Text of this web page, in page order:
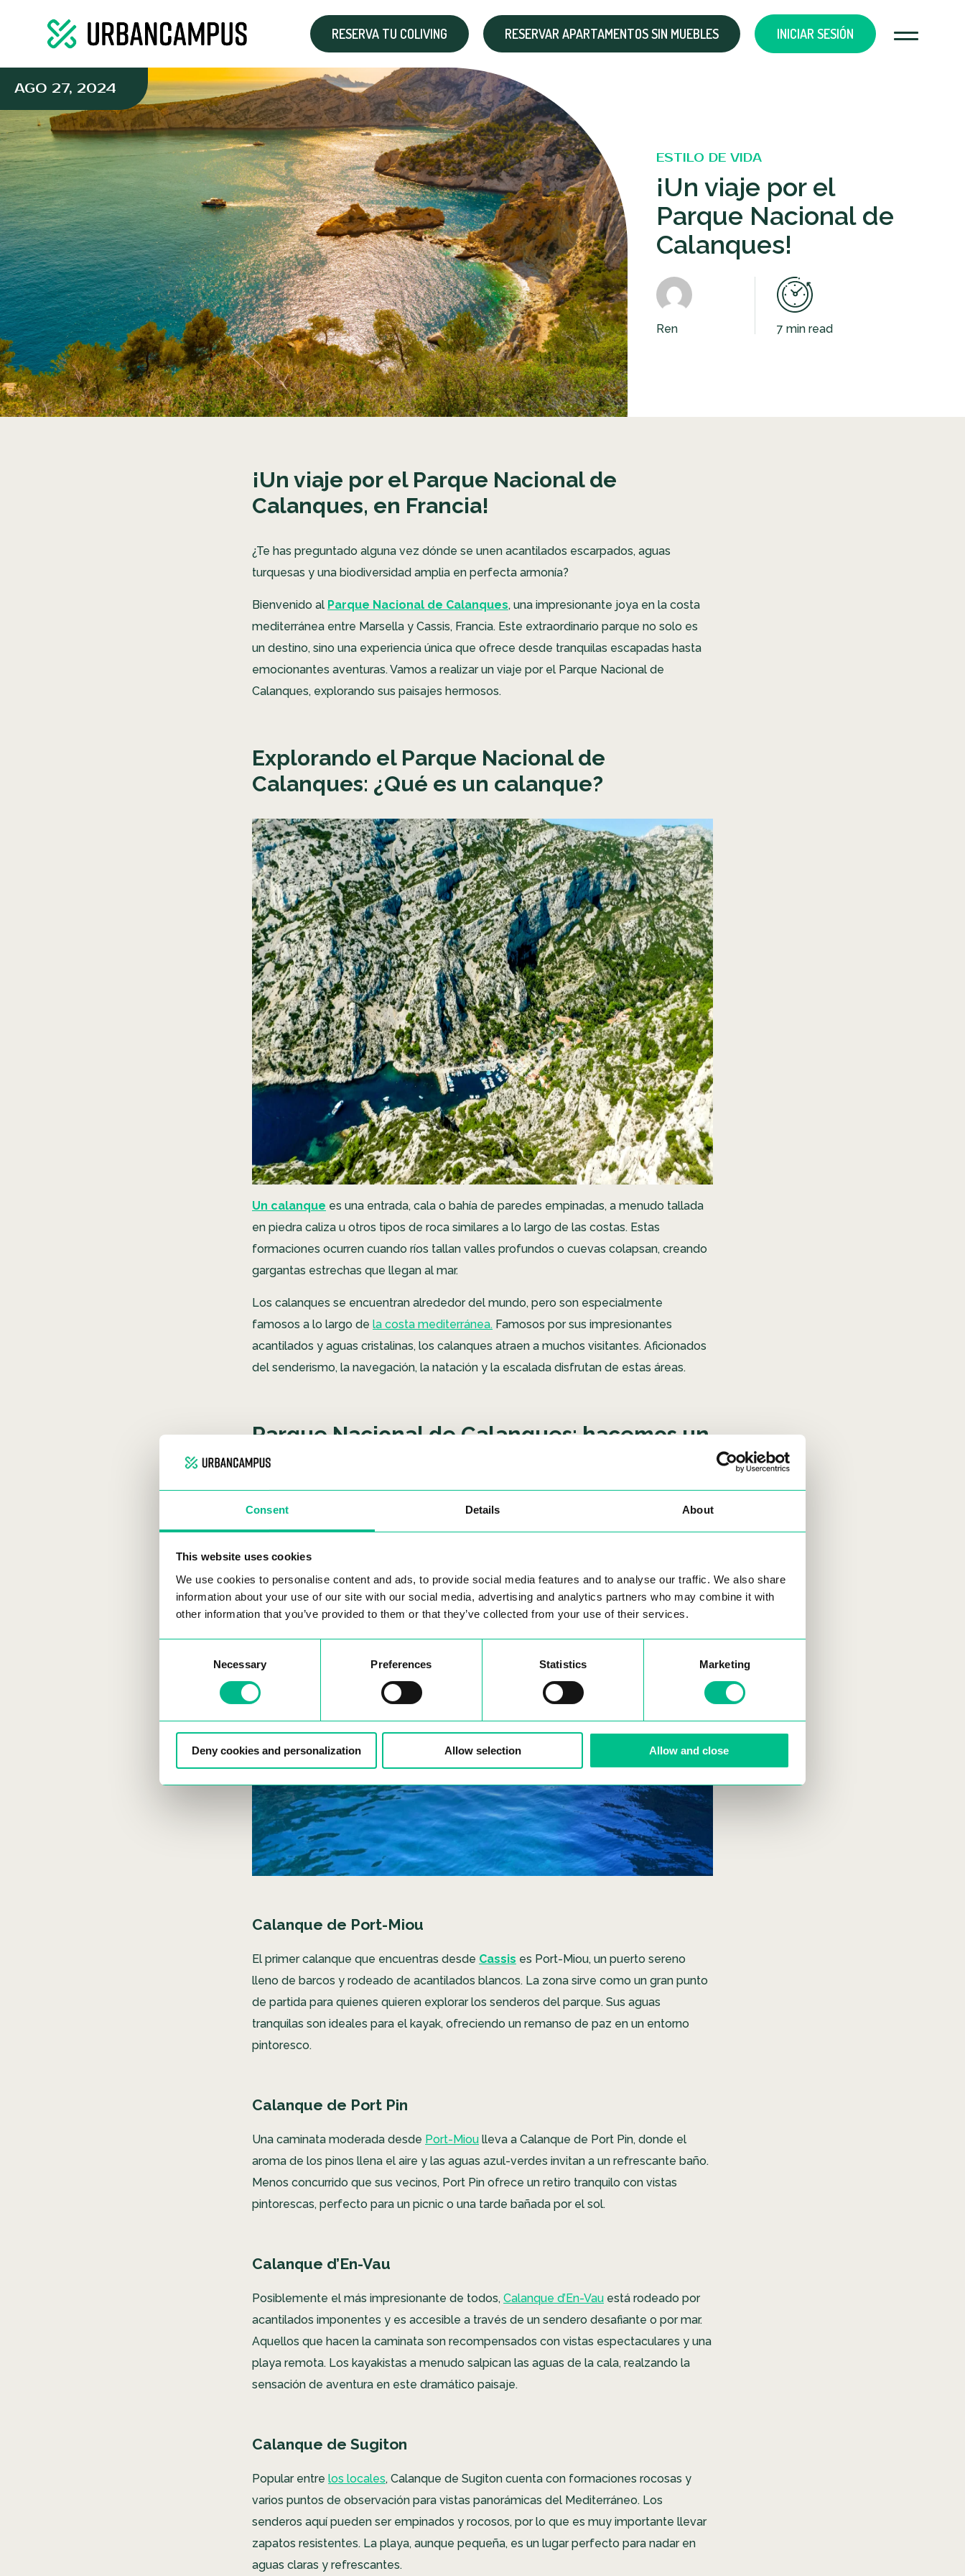
Consent Details About
This website uses cookies
We use cookies to personalise content and ads, to provide social media features and to analyse our traffic. We also share
information about your use of our site with our social media, advertising and analytics partners who may combine it with
other information that you’ve provided to them or that they’ve collected from your use of their services.
Necessary Preferences Statistics Marketing
Deny cookies and personalization Allow selection Allow and close
RESERVA TU COLIVING RESERVAR APARTAMENTOS SIN MUEBLES INICIAR SESIÓN
AGO 27, 2024
ESTILO DE VIDA
¡Un viaje por el
Parque Nacional de
Calanques!
Ren 7 min read
¡Un viaje por el Parque Nacional de
Calanques, en Francia!
¿Te has preguntado alguna vez dónde se unen acantilados escarpados, aguas
turquesas y una biodiversidad amplia en perfecta armonía?
Bienvenido al Parque Nacional de Calanques, una impresionante joya en la costa
mediterránea entre Marsella y Cassis, Francia. Este extraordinario parque no solo es
un destino, sino una experiencia única que ofrece desde tranquilas escapadas hasta
emocionantes aventuras. Vamos a realizar un viaje por el Parque Nacional de
Calanques, explorando sus paisajes hermosos.
Explorando el Parque Nacional de
Calanques: ¿Qué es un calanque?
Un calanque es una entrada, cala o bahía de paredes empinadas, a menudo tallada
en piedra caliza u otros tipos de roca similares a lo largo de las costas. Estas
formaciones ocurren cuando ríos tallan valles profundos o cuevas colapsan, creando
gargantas estrechas que llegan al mar.
Los calanques se encuentran alrededor del mundo, pero son especialmente
famosos a lo largo de la costa mediterránea. Famosos por sus impresionantes
acantilados y aguas cristalinas, los calanques atraen a muchos visitantes. Aficionados
del senderismo, la navegación, la natación y la escalada disfrutan de estas áreas.
Parque Nacional de Calanques: hacemos un
tour
Calanque de Port-Miou
El primer calanque que encuentras desde Cassis es Port-Miou, un puerto sereno
lleno de barcos y rodeado de acantilados blancos. La zona sirve como un gran punto
de partida para quienes quieren explorar los senderos del parque. Sus aguas
tranquilas son ideales para el kayak, ofreciendo un remanso de paz en un entorno
pintoresco.
Calanque de Port Pin
Una caminata moderada desde Port-Miou lleva a Calanque de Port Pin, donde el
aroma de los pinos llena el aire y las aguas azul-verdes invitan a un refrescante baño.
Menos concurrido que sus vecinos, Port Pin ofrece un retiro tranquilo con vistas
pintorescas, perfecto para un picnic o una tarde bañada por el sol.
Calanque d’En-Vau
Posiblemente el más impresionante de todos, Calanque d’En-Vau está rodeado por
acantilados imponentes y es accesible a través de un sendero desafiante o por mar.
Aquellos que hacen la caminata son recompensados con vistas espectaculares y una
playa remota. Los kayakistas a menudo salpican las aguas de la cala, realzando la
sensación de aventura en este dramático paisaje.
Calanque de Sugiton
Popular entre los locales, Calanque de Sugiton cuenta con formaciones rocosas y
varios puntos de observación para vistas panorámicas del Mediterráneo. Los
senderos aquí pueden ser empinados y rocosos, por lo que es muy importante llevar
zapatos resistentes. La playa, aunque pequeña, es un lugar perfecto para nadar en
aguas claras y refrescantes.